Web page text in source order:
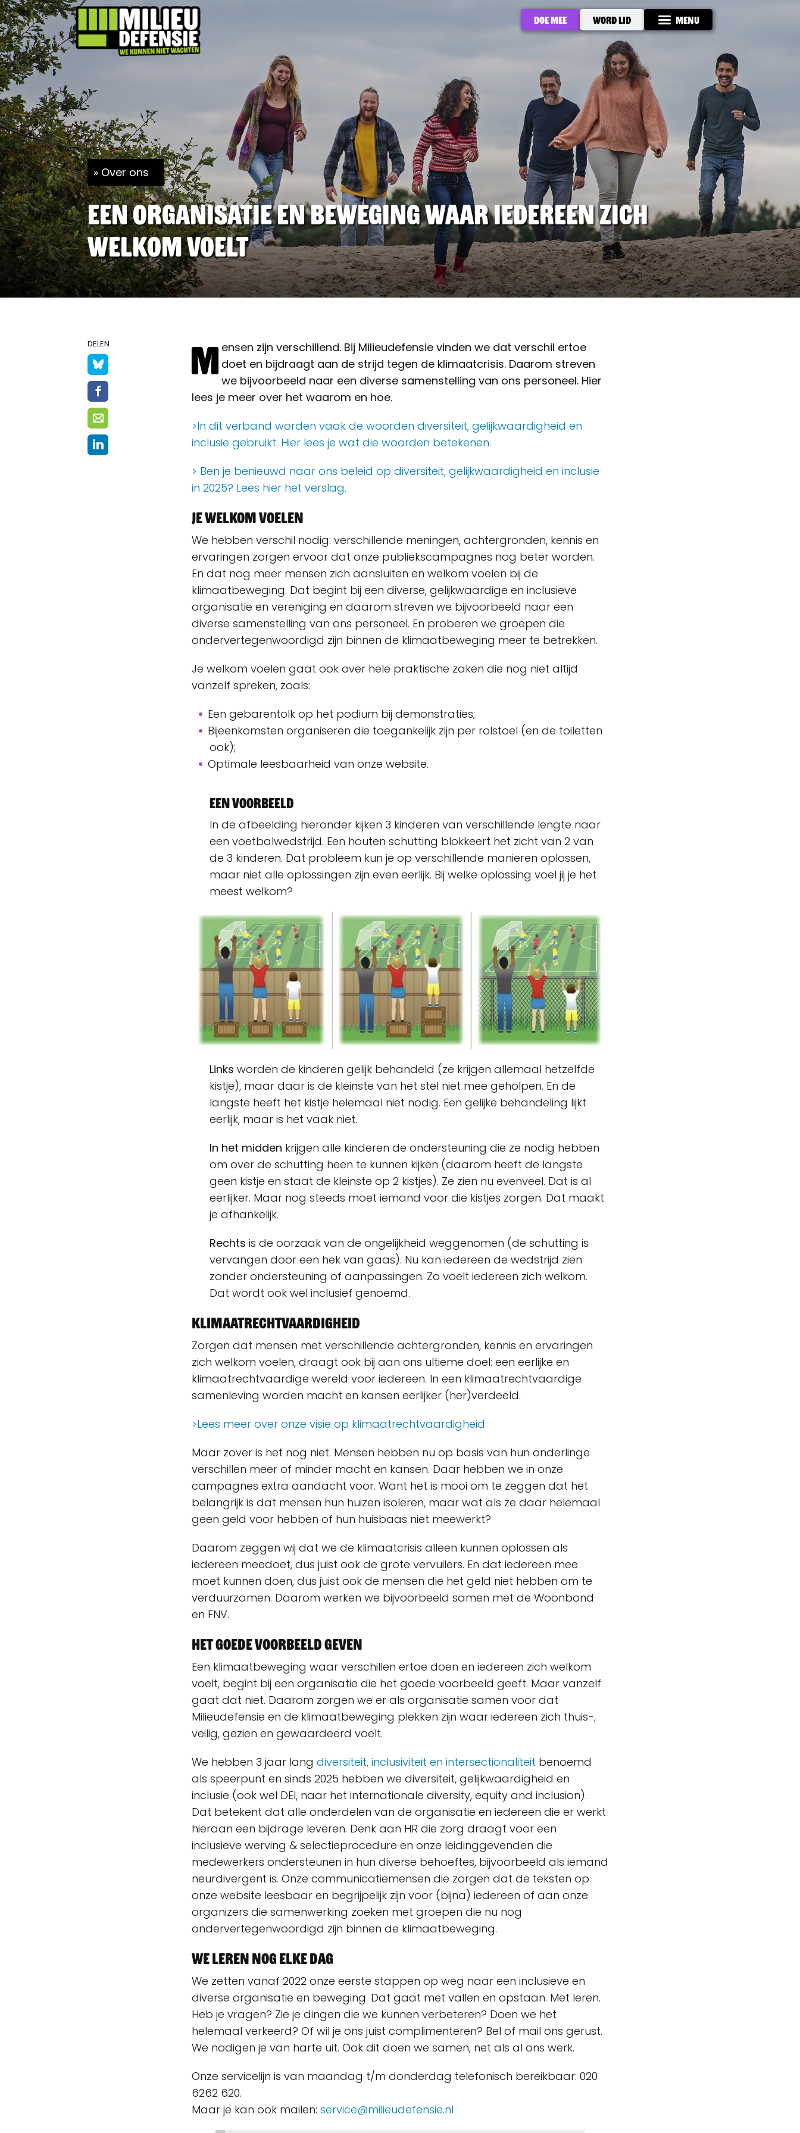
Doe mee Word lid Menu
Over ons
Een organisatie en beweging waar iedereen zich
welkom voelt
DELEN M ensen zijn verschillend. Bij Milieudefensie vinden we dat verschil ertoe
doet en bijdraagt aan de strijd tegen de klimaatcrisis. Daarom streven
we bijvoorbeeld naar een diverse samenstelling van ons personeel. Hier
lees je meer over het waarom en hoe.
>In dit verband worden vaak de woorden diversiteit, gelijkwaardigheid en
inclusie gebruikt. Hier lees je wat die woorden betekenen.
> Ben je benieuwd naar ons beleid op diversiteit, gelijkwaardigheid en inclusie
in 2025? Lees hier het verslag.
Je welkom voelen
We hebben verschil nodig: verschillende meningen, achtergronden, kennis en
ervaringen zorgen ervoor dat onze publiekscampagnes nog beter worden.
En dat nog meer mensen zich aansluiten en welkom voelen bij de
klimaatbeweging. Dat begint bij een diverse, gelijkwaardige en inclusieve
organisatie en vereniging en daarom streven we bijvoorbeeld naar een
diverse samenstelling van ons personeel. En proberen we groepen die
ondervertegenwoordigd zijn binnen de klimaatbeweging meer te betrekken.
Je welkom voelen gaat ook over hele praktische zaken die nog niet altijd
vanzelf spreken, zoals:
Een gebarentolk op het podium bij demonstraties;
Bijeenkomsten organiseren die toegankelijk zijn per rolstoel (en de toiletten
ook);
Optimale leesbaarheid van onze website.
Een voorbeeld
In de afbeelding hieronder kijken 3 kinderen van verschillende lengte naar
een voetbalwedstrijd. Een houten schutting blokkeert het zicht van 2 van
de 3 kinderen. Dat probleem kun je op verschillende manieren oplossen,
maar niet alle oplossingen zijn even eerlijk. Bij welke oplossing voel jij je het
meest welkom?
Links worden de kinderen gelijk behandeld (ze krijgen allemaal hetzelfde
kistje), maar daar is de kleinste van het stel niet mee geholpen. En de
langste heeft het kistje helemaal niet nodig. Een gelijke behandeling lijkt
eerlijk, maar is het vaak niet.
In het midden krijgen alle kinderen de ondersteuning die ze nodig hebben
om over de schutting heen te kunnen kijken (daarom heeft de langste
geen kistje en staat de kleinste op 2 kistjes). Ze zien nu evenveel. Dat is al
eerlijker. Maar nog steeds moet iemand voor die kistjes zorgen. Dat maakt
je afhankelijk.
Rechts is de oorzaak van de ongelijkheid weggenomen (de schutting is
vervangen door een hek van gaas). Nu kan iedereen de wedstrijd zien
zonder ondersteuning of aanpassingen. Zo voelt iedereen zich welkom.
Dat wordt ook wel inclusief genoemd.
Klimaatrechtvaardigheid
Zorgen dat mensen met verschillende achtergronden, kennis en ervaringen
zich welkom voelen, draagt ook bij aan ons ultieme doel: een eerlijke en
klimaatrechtvaardige wereld voor iedereen. In een klimaatrechtvaardige
samenleving worden macht en kansen eerlijker (her)verdeeld.
>Lees meer over onze visie op klimaatrechtvaardigheid
Maar zover is het nog niet. Mensen hebben nu op basis van hun onderlinge
verschillen meer of minder macht en kansen. Daar hebben we in onze
campagnes extra aandacht voor. Want het is mooi om te zeggen dat het
belangrijk is dat mensen hun huizen isoleren, maar wat als ze daar helemaal
geen geld voor hebben of hun huisbaas niet meewerkt?
Daarom zeggen wij dat we de klimaatcrisis alleen kunnen oplossen als
iedereen meedoet, dus juist ook de grote vervuilers. En dat iedereen mee
moet kunnen doen, dus juist ook de mensen die het geld niet hebben om te
verduurzamen. Daarom werken we bijvoorbeeld samen met de Woonbond
en FNV.
Het goede voorbeeld geven
Een klimaatbeweging waar verschillen ertoe doen en iedereen zich welkom
voelt, begint bij een organisatie die het goede voorbeeld geeft. Maar vanzelf
gaat dat niet. Daarom zorgen we er als organisatie samen voor dat
Milieudefensie en de klimaatbeweging plekken zijn waar iedereen zich thuis-,
veilig, gezien en gewaardeerd voelt.
We hebben 3 jaar lang diversiteit, inclusiviteit en intersectionaliteit benoemd
als speerpunt en sinds 2025 hebben we diversiteit, gelijkwaardigheid en
inclusie (ook wel DEI, naar het internationale diversity, equity and inclusion).
Dat betekent dat alle onderdelen van de organisatie en iedereen die er werkt
hieraan een bijdrage leveren. Denk aan HR die zorg draagt voor een
inclusieve werving & selectieprocedure en onze leidinggevenden die
medewerkers ondersteunen in hun diverse behoeftes, bijvoorbeeld als iemand
neurdivergent is. Onze communicatiemensen die zorgen dat de teksten op
onze website leesbaar en begrijpelijk zijn voor (bijna) iedereen of aan onze
organizers die samenwerking zoeken met groepen die nu nog
ondervertegenwoordigd zijn binnen de klimaatbeweging.
We leren nog elke dag
We zetten vanaf 2022 onze eerste stappen op weg naar een inclusieve en
diverse organisatie en beweging. Dat gaat met vallen en opstaan. Met leren.
Heb je vragen? Zie je dingen die we kunnen verbeteren? Doen we het
helemaal verkeerd? Of wil je ons juist complimenteren? Bel of mail ons gerust.
We nodigen je van harte uit. Ook dit doen we samen, net als al ons werk.
Onze servicelijn is van maandag t/m donderdag telefonisch bereikbaar: 020
6262 620.
Maar je kan ook mailen: service@milieudefensie.nl